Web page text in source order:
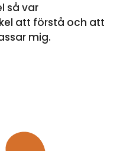
så var
att förstå och att
mig.